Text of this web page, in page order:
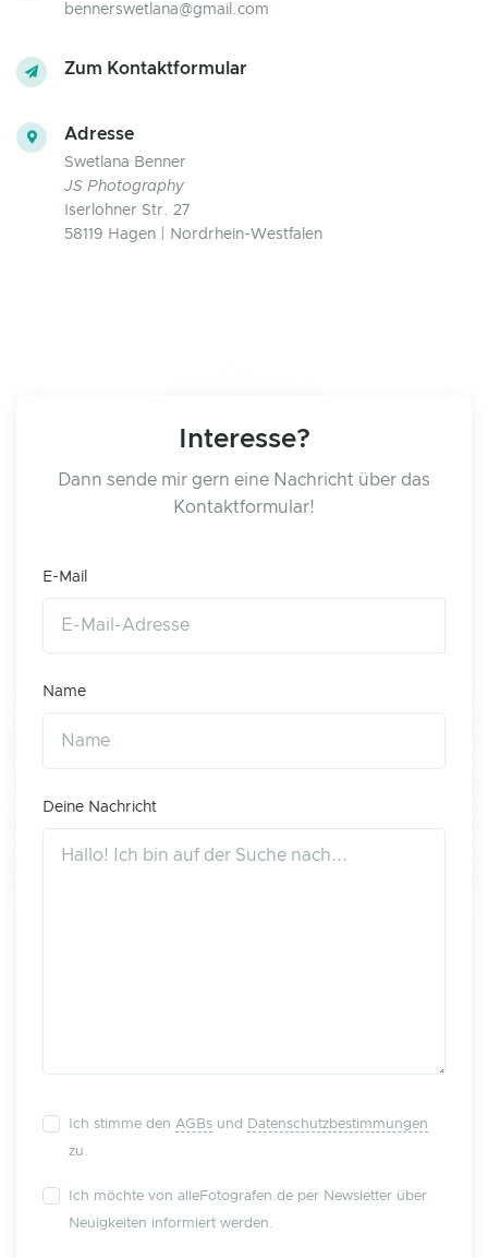
bennerswetlana@gmail.com
Zum Kontaktformular
Adresse
Swetlana Benner
JS Photography
Iserlohner Str. 27
58119 Hagen | Nordrhein-Westfalen
Interesse?
Dann sende mir gern eine Nachricht über das
Kontaktformular!
E-Mail
Name
Deine Nachricht
Ich stimme den AGBs und
Datenschutzbestimmungen
zu.
Ich möchte von alleFotografen.de per Newsletter über
Neuigkeiten informiert werden.